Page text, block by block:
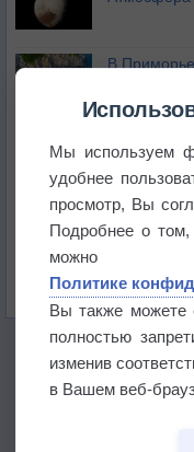
В
бабочек
Погода в
Погода в
Мы используем
удобнее
просмотр, Вы
Подробнее о
можно
Политике
Вы также можете
полностью
изменив
в Вашем веб-